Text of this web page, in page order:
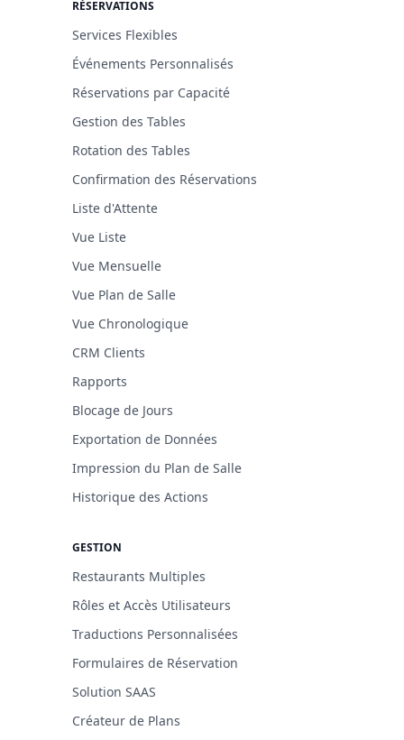
RÉSERVATIONS
Services Flexibles
Événements Personnalisés
Réservations par Capacité
Gestion des Tables
Rotation des Tables
Confirmation des Réservations
Liste d'Attente
Vue Liste
Vue Mensuelle
Vue Plan de Salle
Vue Chronologique
CRM Clients
Rapports
Blocage de Jours
Exportation de Données
Impression du Plan de Salle
Historique des Actions
GESTION
Restaurants Multiples
Rôles et Accès Utilisateurs
Traductions Personnalisées
Formulaires de Réservation
Solution SAAS
Créateur de Plans